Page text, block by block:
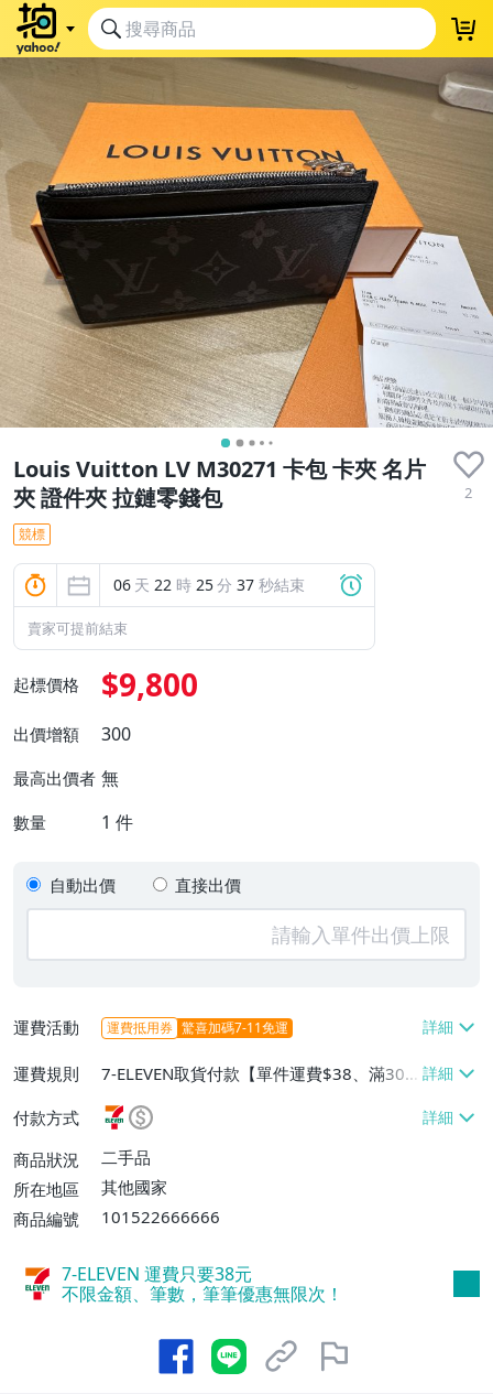
Louis Vuitton LV M30271 卡包 卡夾 名片
夾 證件夾 拉鏈零錢包
2
競標
06 天 22 時 25分 35 秒結束
賣家可提前結束
起標價格 $9,800
出價增額 300
最高出價者 無
數量 1 件
自動出價 直接出價
運費活動 運費抵用券 驚喜加碼7-11免運
運費規則
7-ELEVEN取貨付款【單件運費$38、滿30
件或消費滿$100000免運費】、宅配/貨運
【單件運費$300、消費滿$100000免運
費】
付款方式
商品狀況
二手品
所在地區
其他國家
商品編號
101522666666
7-ELEVEN 運費只要38元
不限金額、筆數，筆筆優惠無限次！